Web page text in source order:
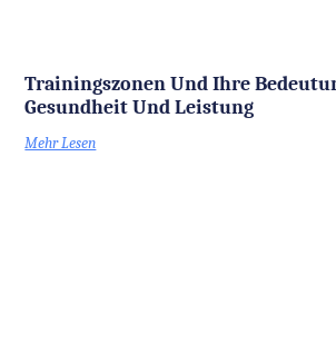
Trainingszonen Und Ihre
Gesundheit Und Leistung
Mehr Lesen